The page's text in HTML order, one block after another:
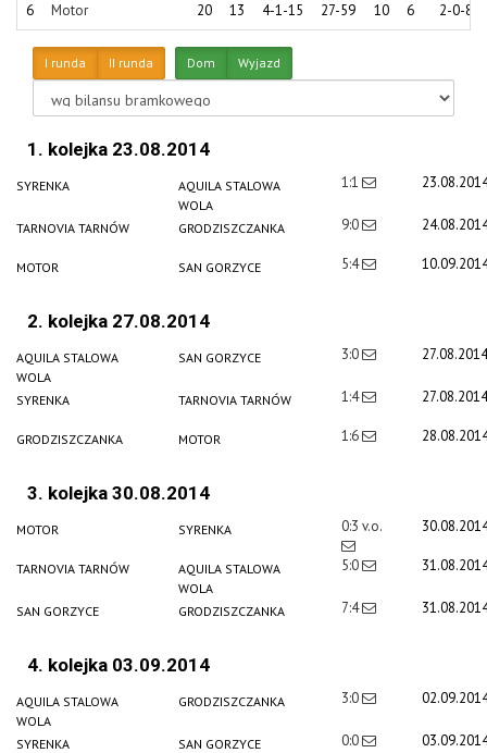
6 Motor 20 13 4-1-15 27-59 10 6 2-0-8
I runda II runda Dom Wyjazd
1. kolejka 23.08.2014
SYRENKA
AQUILA STALOWA
WOLA
1:1
TARNOVIA TARNÓW GRODZISZCZANKA 9:0
MOTOR SAN GORZYCE 5:4
2. kolejka 27.08.2014
AQUILA STALOWA
WOLA
SAN GORZYCE 3:0
SYRENKA TARNOVIA TARNÓW 1:4
GRODZISZCZANKA MOTOR 1:6
3. kolejka 30.08.2014
MOTOR SYRENKA 0:3 v.o.
TARNOVIA TARNÓW
AQUILA STALOWA
WOLA
5:0
SAN GORZYCE GRODZISZCZANKA 7:4
4. kolejka 03.09.2014
AQUILA STALOWA
WOLA
GRODZISZCZANKA 3:0
SYRENKA SAN GORZYCE 0:0